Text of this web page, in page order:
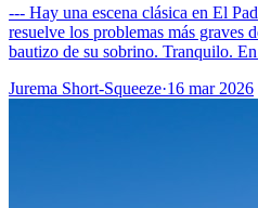
--- Hay una escena clásica en El
resuelve los problemas más graves
bautizo de su sobrino. Tranquilo.
Jurema Short-Squeeze·16 mar 2026